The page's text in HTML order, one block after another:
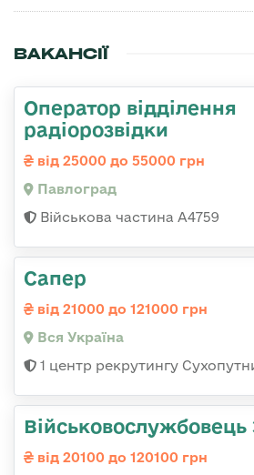
ВАКАНСІЇ
Оператор відділення
радіорозвідки
від 25000 до 55000 грн
Павлоград
Військова частина А4759
Сапер
від 21000 до 121000 грн
Вся Україна
1 центр рекрутингу
від 20100 до 120100 грн